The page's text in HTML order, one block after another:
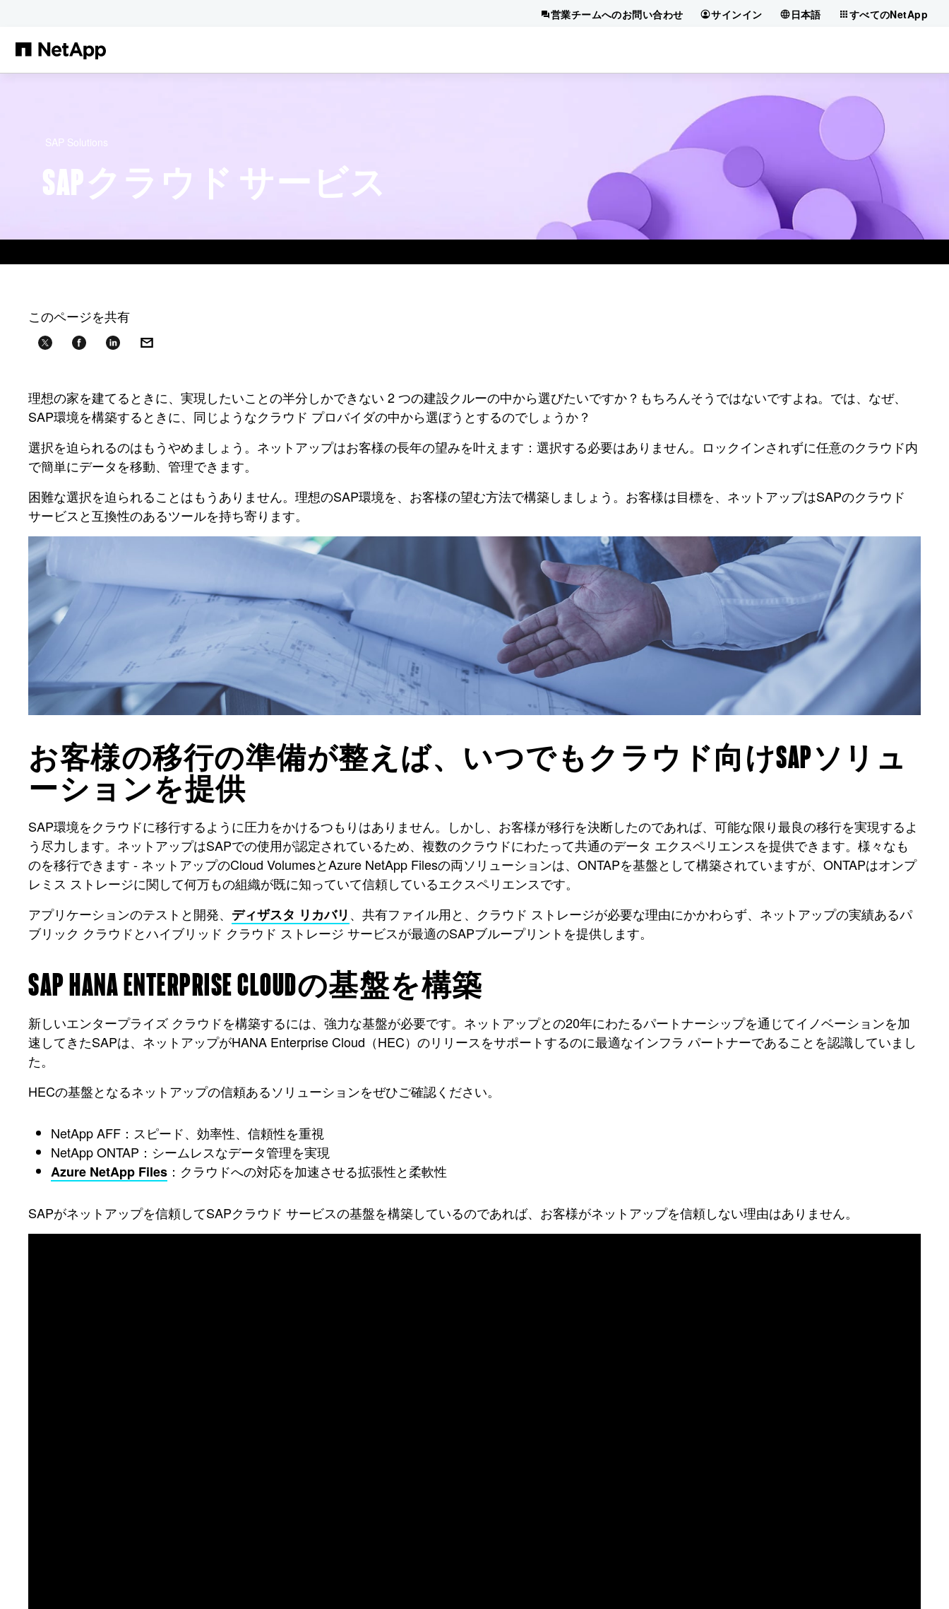
営業チームへのお問い合わせ サインイン 日本語 すべてのNetApp
SAP Solutions
SAPクラウド サービス
このページを共有
理想の家を建てるときに、実現したいことの半分しかできない 2 つの建設クルーの中から選びたいですか？もちろんそうではないですよね。では、なぜ、
SAP環境を構築するときに、同じようなクラウド プロバイダの中から選ぼうとするのでしょうか？
選択を迫られるのはもうやめましょう。ネットアップはお客様の長年の望みを叶えます：選択する必要はありません。ロックインされずに任意のクラウド内
で簡単にデータを移動、管理できます。
困難な選択を迫られることはもうありません。理想のSAP環境を、お客様の望む方法で構築しましょう。お客様は目標を、ネットアップはSAPのクラウド
サービスと互換性のあるツールを持ち寄ります。
お客様の移行の準備が整えば、いつでもクラウド向けSAPソリュ
ーションを提供
SAP環境をクラウドに移行するように圧力をかけるつもりはありません。しかし、お客様が移行を決断したのであれば、可能な限り最良の移行を実現するよ
う尽力します。ネットアップはSAPでの使用が認定されているため、複数のクラウドにわたって共通のデータ エクスペリエンスを提供できます。様々なも
のを移行できます - ネットアップのCloud VolumesとAzure NetApp Filesの両ソリューションは、ONTAPを基盤として構築されていますが、ONTAPはオンプ
レミス ストレージに関して何万もの組織が既に知っていて信頼しているエクスペリエンスです。
アプリケーションのテストと開発、 ディザスタ リカバリ 、共有ファイル用と、クラウド ストレージが必要な理由にかかわらず、ネットアップの実績あるパ
ブリック クラウドとハイブリッド クラウド ストレージ サービスが最適のSAPブループリントを提供します。
SAP HANA ENTERPRISE CLOUDの基盤を構築
新しいエンタープライズ クラウドを構築するには、強力な基盤が必要です。ネットアップとの20年にわたるパートナーシップを通じてイノベーションを加
速してきたSAPは、ネットアップがHANA Enterprise Cloud（HEC）のリリースをサポートするのに最適なインフラ パートナーであることを認識していまし
た。
HECの基盤となるネットアップの信頼あるソリューションをぜひご確認ください。
NetApp AFF：スピード、効率性、信頼性を重視
NetApp ONTAP：シームレスなデータ管理を実現
Azure NetApp Files ：クラウドへの対応を加速させる拡張性と柔軟性
SAPがネットアップを信頼してSAPクラウド サービスの基盤を構築しているのであれば、お客様がネットアップを信頼しない理由はありません。